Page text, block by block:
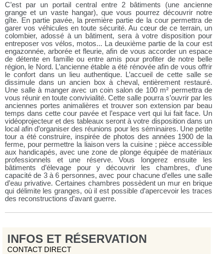
C’est par un portail central entre 2 bâtiments (une ancienne
grange et un vaste hangar), que vous pourrez découvrir notre
gîte. En partie pavée, la première partie de la cour permettra de
garer vos véhicules en toute sécurité. Au cœur de ce terrain, un
colombier, adossé à un bâtiment, sera à votre disposition pour
entreposer vos vélos, motos... La deuxième partie de la cour est
engazonnée, arborée et fleurie, afin de vous accorder un espace
de détente en famille ou entre amis pour profiter de notre belle
région, le Nord. L’ancienne étable a été rénovée afin de vous offrir
le confort dans un lieu authentique. L’accueil de cette salle se
dissimule dans un ancien box à cheval, entièrement restauré.
Une salle à manger avec un coin salon de 100 m² permettra de
vous réunir en toute convivialité. Cette salle pourra s’ouvrir par les
anciennes portes animalières et trouver son extension par beau
temps dans cette cour pavée et l’espace vert qui lui fait face. Un
vidéoprojecteur et des tableaux seront à votre disposition dans un
local afin d’organiser des réunions pour les séminaires. Une petite
tour a été construire, inspirée de photos des années 1900 de la
ferme, pour permettre la liaison vers la cuisine ; pièce accessible
aux handicapés, avec une zone de plonge équipée de matériaux
professionnels et une réserve. Vous longerez ensuite les
bâtiments d’élevage pour y découvrir les chambres, d’une
capacité de 3 à 6 personnes, avec pour chacune d’elles une salle
d’eau privative. Certaines chambres possèdent un mur en brique
qui délimite les granges, où il est possible d’apercevoir les traces
des reconstructions d’avant guerre.
INFOS ET RÉSERVATION
CONTACT DIRECT